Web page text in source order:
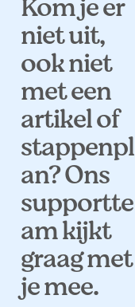
Kom je er
niet uit,
ook niet
met een
artikel of
stappenpl
an? Ons
supportte
am kijkt
graag met
je mee.